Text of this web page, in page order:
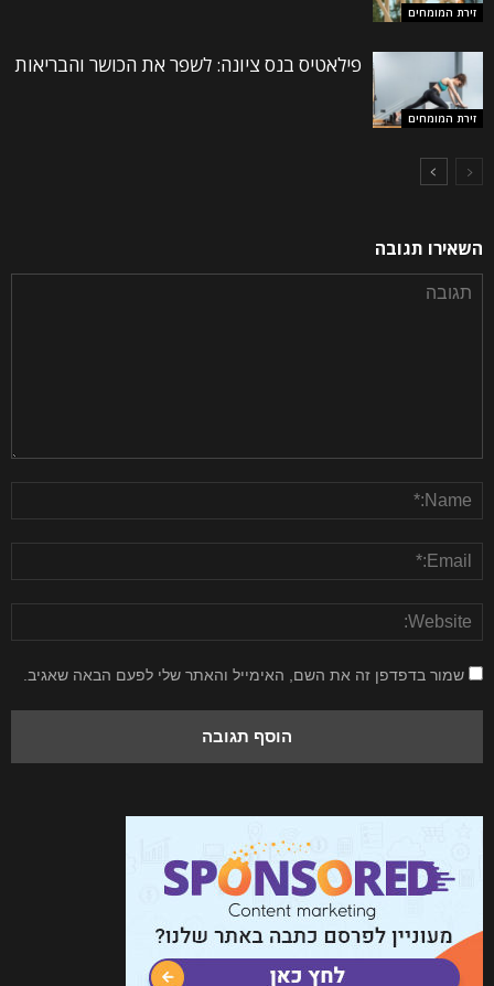
זירת המומחים
זירת המומחים
פילאטיס בנס ציונה: לשפר את הכושר והבריאות
השאירו תגובה
שמור בדפדפן זה את השם, האימייל והאתר שלי לפעם הבאה שאגיב.